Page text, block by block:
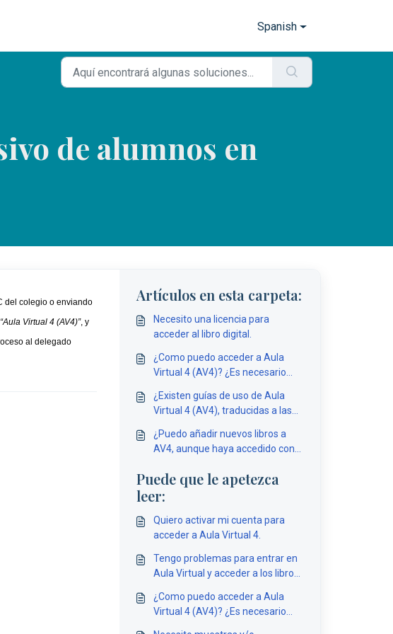
Spanish
de alumnos en
del colegio o enviando
“Aula Virtual 4 (AV4)”, y
al delegado
Artículos en esta carpeta:
Necesito una licencia para
acceder al libro digital.
¿Como puedo acceder a Aula
Virtual 4 (AV4)? ¿Es necesario
¿Existen guías de uso de Aula
Virtual 4 (AV4), traducidas a las
¿Puedo añadir nuevos libros a
AV4, aunque haya accedido con
Puede que le apetezca
leer:
Quiero activar mi cuenta para
acceder a Aula Virtual 4.
Tengo problemas para entrar en
Aula Virtual y acceder a los libros
¿Como puedo acceder a Aula
Virtual 4 (AV4)? ¿Es necesario